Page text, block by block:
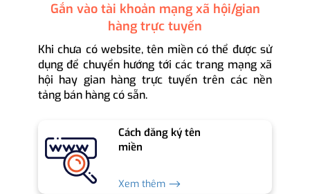
Gắn vào tài khoản mạng xã hội/gian
hàng trực tuyến
Khi chưa có website, tên miền có thể được sử
dụng để chuyển hướng tới các trang mạng xã
hội hay gian hàng trực tuyến trên các nền
tảng bán hàng có sẵn.
Cách đăng ký tên
miền
Xem thêm ⟶